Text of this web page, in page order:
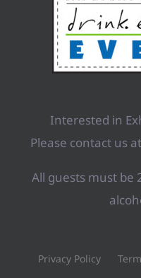
Interested in
Please contact us
All guests must be
Privacy Policy